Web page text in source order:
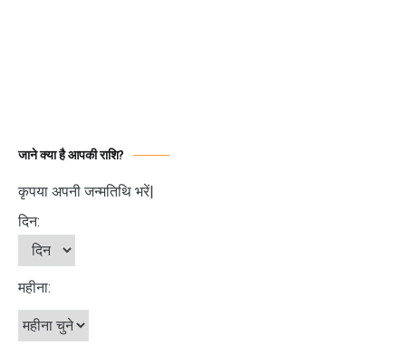
जाने क्या है आपकी राशि?
कृपया अपनी जन्मतिथि भरें|
दिन:
महीना: